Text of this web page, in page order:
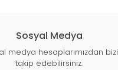
Sosyal Medya
medya hesaplarımızdan bizi
takip edebilirsiniz.